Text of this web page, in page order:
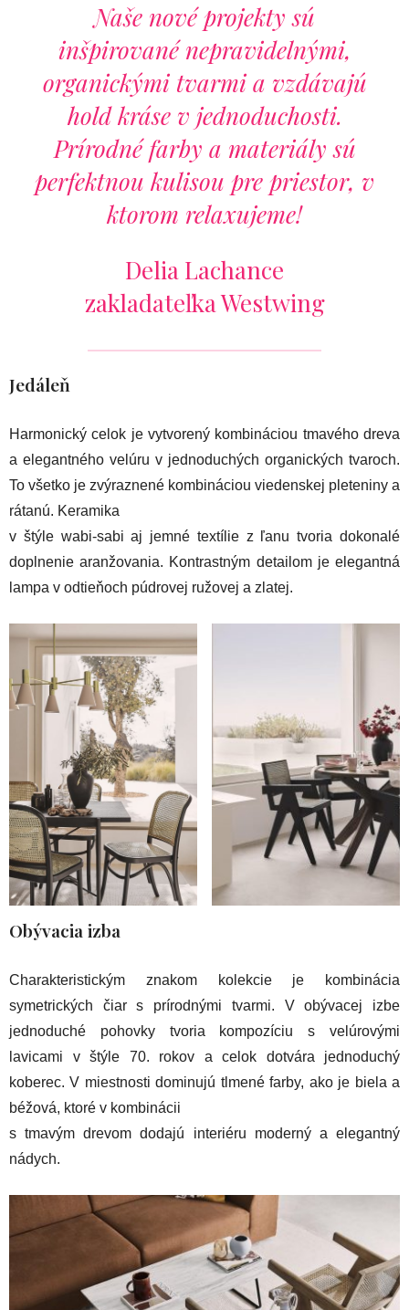
Naše nové projekty sú
inšpirované nepravidelnými,
organickými tvarmi a vzdávajú
hold kráse v jednoduchosti.
Prírodné farby a materiály sú
perfektnou kulisou pre priestor, v
ktorom relaxujeme!
Delia Lachance
zakladateľka Westwing
Jedáleň
Harmonický celok je vytvorený kombináciou tmavého dreva
a elegantného velúru v jednoduchých organických tvaroch.
To všetko je zvýraznené kombináciou viedenskej pleteniny a
rátanú. Keramika
v štýle wabi-sabi aj jemné textílie z ľanu tvoria dokonalé
doplnenie aranžovania. Kontrastným detailom je elegantná
lampa v odtieňoch púdrovej ružovej a zlatej.
Obývacia izba
Charakteristickým znakom kolekcie je kombinácia
symetrických čiar s prírodnými tvarmi. V obývacej izbe
jednoduché pohovky tvoria kompozíciu s velúrovými
lavicami v štýle 70. rokov a celok dotvára jednoduchý
koberec. V miestnosti dominujú tlmené farby, ako je biela a
béžová, ktoré v kombinácii
s tmavým drevom dodajú interiéru moderný a elegantný
nádych.